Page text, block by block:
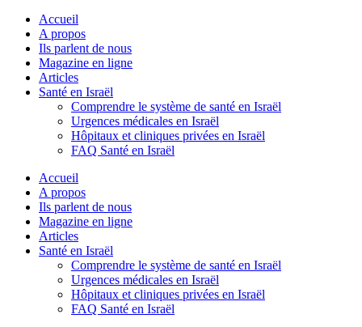
Accueil
A propos
Ils parlent de nous
Magazine en ligne
Articles
Santé en Israël
Comprendre le système de santé en Israël
Urgences médicales en Israël
Hôpitaux et cliniques privées en Israël
FAQ Santé en Israël
Accueil
A propos
Ils parlent de nous
Magazine en ligne
Articles
Santé en Israël
Comprendre le système de santé en Israël
Urgences médicales en Israël
Hôpitaux et cliniques privées en Israël
FAQ Santé en Israël